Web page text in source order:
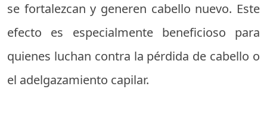
se fortalezcan y generen cabello nuevo. Este
efecto es especialmente beneficioso para
quienes luchan contra la pérdida de cabello o
el adelgazamiento capilar.